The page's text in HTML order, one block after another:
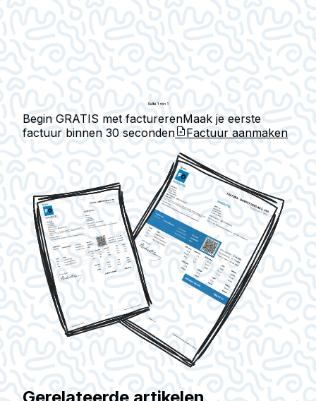
Begin GRATIS met facturerenMaak je eerste
factuur binnen 30 seconden Factuur aanmaken